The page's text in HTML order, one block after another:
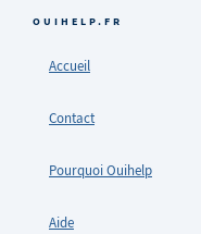
OUIHELP.FR
Accueil
Contact
Pourquoi Ouihelp
Aide